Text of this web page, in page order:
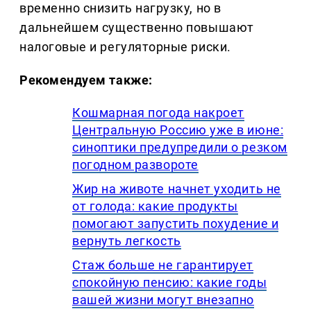
временно снизить нагрузку, но в
дальнейшем существенно повышают
налоговые и регуляторные риски.
Рекомендуем также:
Кошмарная погода накроет
Центральную Россию уже в июне:
синоптики предупредили о резком
погодном развороте
Жир на животе начнет уходить не
от голода: какие продукты
помогают запустить похудение и
вернуть легкость
Стаж больше не гарантирует
спокойную пенсию: какие годы
вашей жизни могут внезапно